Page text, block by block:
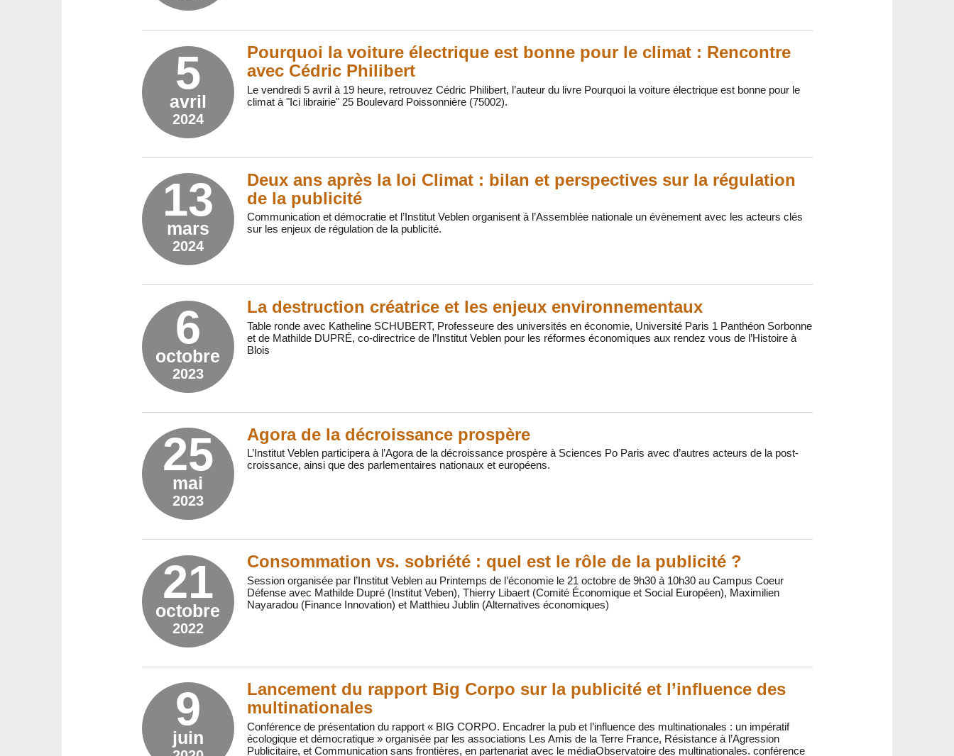
5
avril
2024
Pourquoi la voiture électrique est bonne pour le climat : Rencontre
avec Cédric Philibert
Le vendredi 5 avril à 19 heure, retrouvez Cédric Philibert, l’auteur du livre Pourquoi la voiture électrique est bonne pour le
climat à "Ici librairie" 25 Boulevard Poissonnière (75002).
13
mars
2024
Deux ans après la loi Climat : bilan et perspectives sur la régulation
de la publicité
Communication et démocratie et l’Institut Veblen organisent à l’Assemblée nationale un évènement avec les acteurs clés
sur les enjeux de régulation de la publicité.
6
octobre
2023
La destruction créatrice et les enjeux environnementaux
Table ronde avec Katheline SCHUBERT, Professeure des universités en économie, Université Paris 1 Panthéon Sorbonne
et de Mathilde DUPRÉ, co-directrice de l’Institut Veblen pour les réformes économiques aux rendez vous de l’Histoire à
Blois
25
mai
2023
Agora de la décroissance prospère
L’Institut Veblen participera à l’Agora de la décroissance prospère à Sciences Po Paris avec d’autres acteurs de la post-
croissance, ainsi que des parlementaires nationaux et européens.
21
octobre
2022
Consommation vs. sobriété : quel est le rôle de la publicité ?
Session organisée par l’Institut Veblen au Printemps de l’économie le 21 octobre de 9h30 à 10h30 au Campus Coeur
Défense avec Mathilde Dupré (Institut Veben), Thierry Libaert (Comité Économique et Social Européen), Maximilien
Nayaradou (Finance Innovation) et Matthieu Jublin (Alternatives économiques)
9
juin
Lancement du rapport Big Corpo sur la publicité et l’influence des
multinationales
Conférence de présentation du rapport « BIG CORPO. Encadrer la pub et l’influence des multinationales : un impératif
écologique et démocratique » organisée par les associations Les Amis de la Terre France, Résistance à l’Agression
Publicitaire, et Communication sans frontières, en partenariat avec le médiaObservatoire des multinationales. conférence